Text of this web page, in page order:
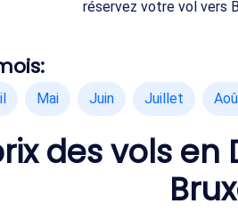
réservez votre vol vers
Mai Juin Juillet
des vols